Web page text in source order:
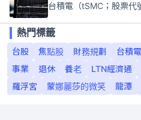
熱門標籤
台股
焦點股 財務規劃 台積電
事業
退休 養老 LTN經濟通
羅浮宮
蒙娜麗莎的微笑 龍潭